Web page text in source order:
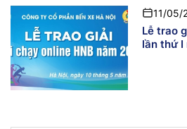
11/05/
Lễ trao
lần thứ I